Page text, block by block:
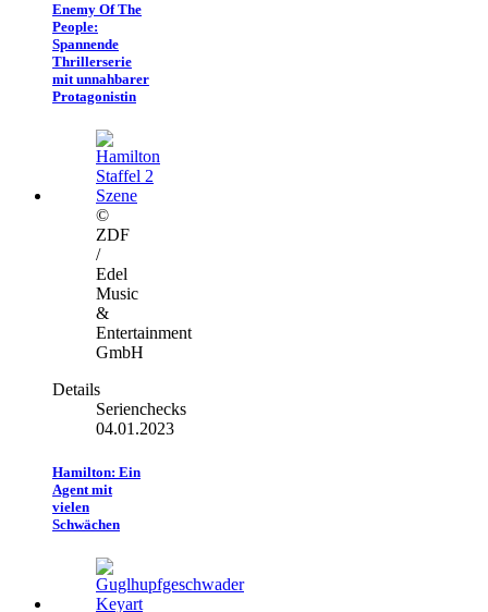
Enemy Of The
People:
Spannende
Thrillerserie
mit unnahbarer
Protagonistin
©
ZDF
/
Edel
Music
&
Entertainment
GmbH
Details
Serienchecks
04.01.2023
Hamilton: Ein
Agent mit
vielen
Schwächen